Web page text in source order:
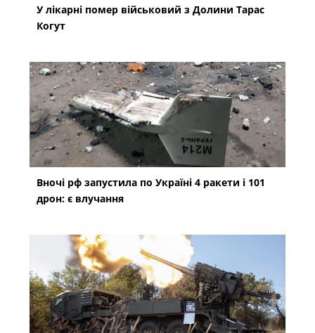
У лікарні помер військовий з Долини Тарас
Когут
Вночі рф запустила по Україні 4 ракети і 101
дрон: є влучання